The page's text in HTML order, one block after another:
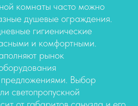
комнаты часто можно
душевые ограждения.
гигиенические
и комфортными.
рынок
Выбор
светопропускной